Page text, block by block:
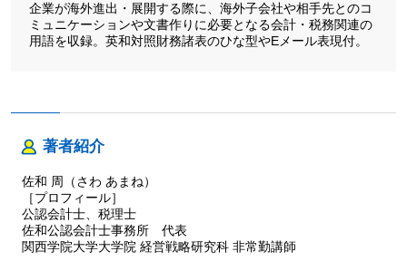
企業が海外進出・展開する際に、海外子会社や相手先とのコ
ミュニケーションや文書作りに必要となる会計・税務関連の
用語を収録。英和対照財務諸表のひな型やEメール表現付。
著者紹介
佐和 周（さわ あまね）
［プロフィール］
公認会計士、税理士
佐和公認会計士事務所 代表
関西学院大学大学院 経営戦略研究科 非常勤講師